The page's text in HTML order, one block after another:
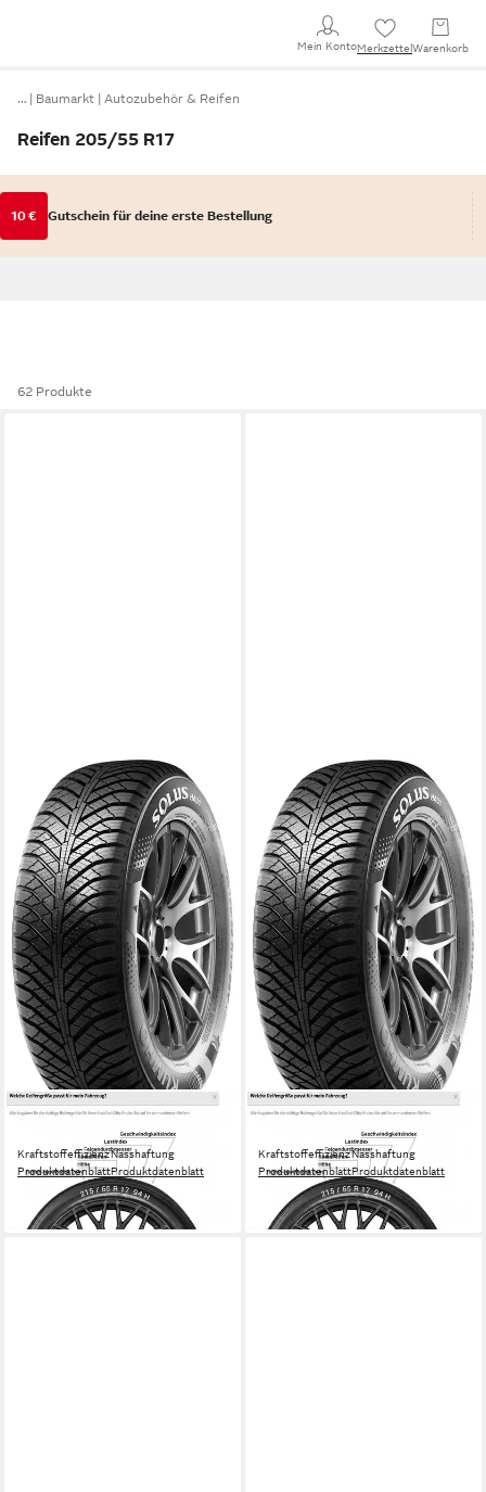
Mein KontoMerkzettel Warenkorb
… Baumarkt Autozubehör & Reifen
Reifen 205/55 R17
10 € Gutschein für deine erste Bestellung
62 Produkte
KUMHO
Ganzjahresreifen Solus HA31
Kraftstoffeffizienz
Produktdatenblatt
Nasshaftung
Produktdatenblatt
79,99 €
in 4-5 Werktagen bei dir
KUMHO
Ganzjahresreifen Solus HA31
Kraftstoffeffizienz
Produktdatenblatt
Nasshaftung
Produktdatenblatt
74,99 €
in 4-5 Werktagen bei dir